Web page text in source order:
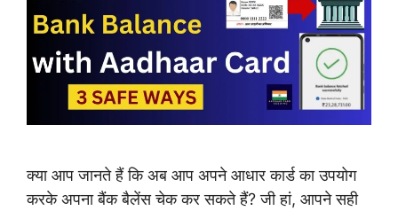
क्या आप जानते हैं कि अब आप अपने आधार कार्ड का उपयोग
करके अपना बैंक बैलेंस चेक कर सकते हैं? जी हां, आपने सही